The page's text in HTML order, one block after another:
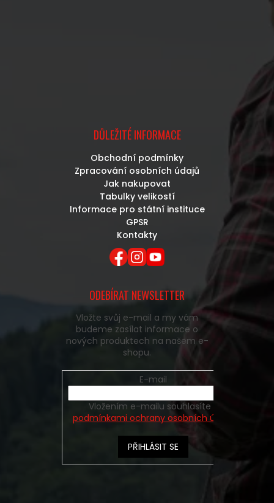
DŮLEŽITÉ INFORMACE
Obchodní podmínky
Zpracování osobních údajů
Jak nakupovat
Tabulky velikostí
Informace pro státní instituce
GPSR
Kontakty
ODEBÍRAT NEWSLETTER
Vložte svůj e-mail a my vám
budeme zasílat informace o
nových produktech na našem e-
shopu.
E-mail
podmínkami ochrany osobních údajů
PŘIHLÁSIT SE